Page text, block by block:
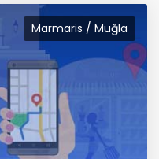
Marmaris / Muğla